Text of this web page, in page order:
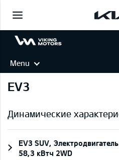
Menu
EV3
Динамические
EV3 SUV,
58,3 кВтч 2WD